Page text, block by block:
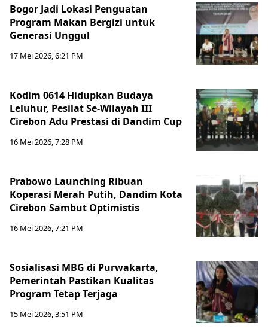
Bogor Jadi Lokasi Penguatan
Program Makan Bergizi untuk
Generasi Unggul
17 Mei 2026, 6:21 PM
Kodim 0614 Hidupkan Budaya
Leluhur, Pesilat Se-Wilayah III
Cirebon Adu Prestasi di Dandim Cup
16 Mei 2026, 7:28 PM
Prabowo Launching Ribuan
Koperasi Merah Putih, Dandim Kota
Cirebon Sambut Optimistis
16 Mei 2026, 7:21 PM
Sosialisasi MBG di Purwakarta,
Pemerintah Pastikan Kualitas
Program Tetap Terjaga
15 Mei 2026, 3:51 PM